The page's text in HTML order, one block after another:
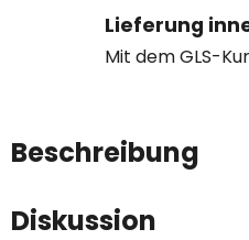
Lieferung
Mit dem GLS-
Beschreibung
Diskussion